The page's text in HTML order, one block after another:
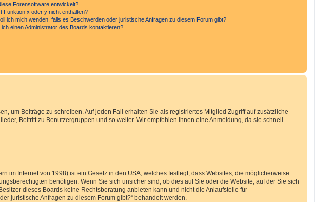
Forensoftware entwickelt?
Funktion x oder y nicht enthalten?
ich mich wenden, falls es Beschwerden oder juristische Anfragen zu diesem Forum gibt?
ich einen Administrator des Boards kontaktieren?
um Beiträge zu schreiben. Auf jeden Fall erhalten Sie als registriertes Mitglied Zugriff auf zusätzliche
Beitritt zu Benutzergruppen und so weiter. Wir empfehlen Ihnen eine Anmeldung, da sie schnell
im Internet von 1998) ist ein Gesetz in den USA, welches festlegt, dass Websites, die möglicherweise
benötigen. Wenn Sie sich unsicher sind, ob dies auf Sie oder die Website, auf der Sie sich
dieses Boards keine Rechtsberatung anbieten kann und nicht die Anlaufstelle für
juristische Anfragen zu diesem Forum gibt?“ behandelt werden.